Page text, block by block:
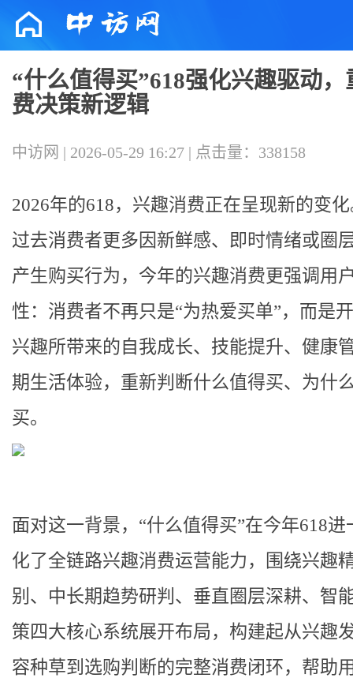
“什么值得买”618强化兴趣驱动，
费决策新逻辑
中访网 | 2026-05-29 16:27 | 点击量：338158
2026年的618，兴趣消费正在呈现新的变
过去消费者更多因新鲜感、即时情绪或圈
产生购买行为，今年的兴趣消费更强调用
性：消费者不再只是“为热爱买单”，而是
兴趣所带来的自我成长、技能提升、健康
期生活体验，重新判断什么值得买、为什
买。
面对这一背景，“什么值得买”在今年618进
化了全链路兴趣消费运营能力，围绕兴趣
别、中长期趋势研判、垂直圈层深耕、智
策四大核心系统展开布局，构建起从兴趣
容种草到选购判断的完整消费闭环，帮助